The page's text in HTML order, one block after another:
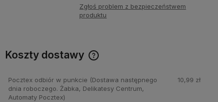
Zgłoś problem z bezpieczeństwem
produktu
Koszty dostawy
Pocztex odbiór w punkcie (Dostawa następnego
dnia roboczego. Żabka, Delikatesy Centrum,
Automaty Pocztex)
10,99 zł